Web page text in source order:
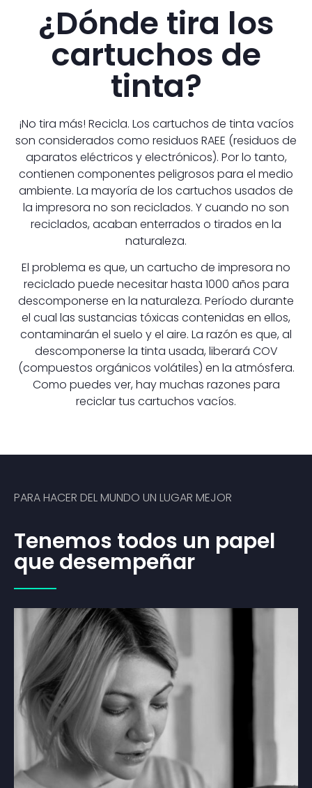
¿Dónde tira los
cartuchos de
tinta?
¡No tira más! Recicla. Los cartuchos de tinta vacíos
son considerados como residuos RAEE (residuos de
aparatos eléctricos y electrónicos). Por lo tanto,
contienen componentes peligrosos para el medio
ambiente. La mayoría de los cartuchos usados de
la impresora no son reciclados. Y cuando no son
reciclados, acaban enterrados o tirados en la
naturaleza.
El problema es que, un cartucho de impresora no
reciclado puede necesitar hasta 1000 años para
descomponerse en la naturaleza. Período durante
el cual las sustancias tóxicas contenidas en ellos,
contaminarán el suelo y el aire. La razón es que, al
descomponerse la tinta usada, liberará COV
(compuestos orgánicos volátiles) en la atmósfera.
Como puedes ver, hay muchas razones para
reciclar tus cartuchos vacíos.
PARA HACER DEL MUNDO UN LUGAR MEJOR
Tenemos todos un papel
que desempeñar